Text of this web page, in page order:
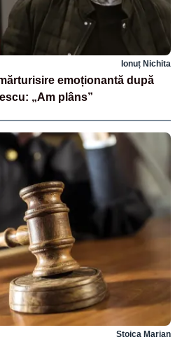
Ionuț Nichita
emoționantă după
„Am plâns”
Stoica Marian